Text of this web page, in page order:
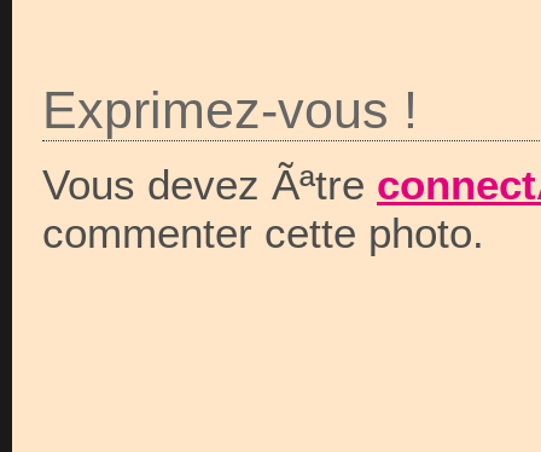
Exprimez-vous !
Vous devez Ãªtre
commenter cette photo.